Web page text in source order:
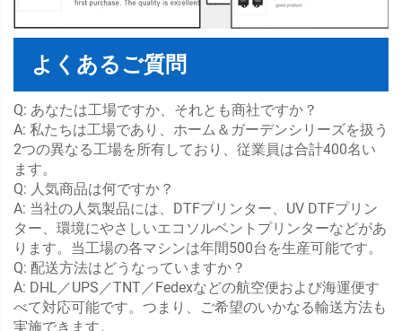
よくあるご質問
Q: あなたは工場ですか、それとも商社ですか？
A: 私たちは工場であり、ホーム＆ガーデンシリーズを扱う
2つの異なる工場を所有しており、従業員は合計400名い
ます。
Q: 人気商品は何ですか？
A: 当社の人気製品には、DTFプリンター、UV DTFプリン
ター、環境にやさしいエコソルベントプリンターなどがあ
ります。当工場の各マシンは年間500台を生産可能です。
Q: 配送方法はどうなっていますか？
A: DHL／UPS／TNT／Fedexなどの航空便および海運便す
べて対応可能です。つまり、ご希望のいかなる輸送方法も
実施できます。